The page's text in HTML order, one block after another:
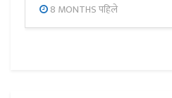
8 MONTHS पहिले